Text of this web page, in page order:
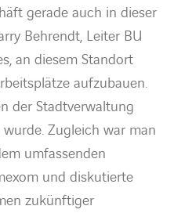
gerade auch in dieser
Behrendt, Leiter BU
an diesem Standort
aufzubauen.
der Stadtverwaltung
Zugleich war man
umfassenden
und diskutierte
zukünftiger